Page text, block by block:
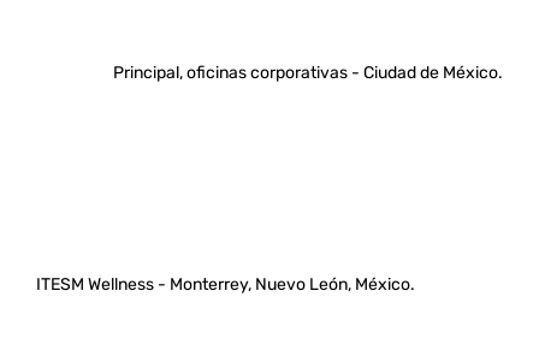
Principal, oficinas corporativas - Ciudad de México.
ITESM Wellness - Monterrey, Nuevo León, México.